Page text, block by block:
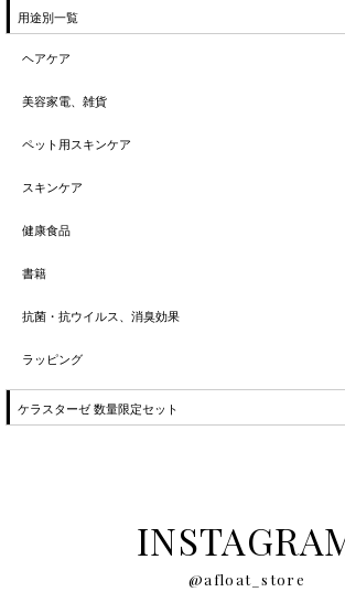
用途別一覧
ヘアケア
美容家電、雑貨
ペット用スキンケア
スキンケア
健康食品
書籍
抗菌・抗ウイルス、消臭効果
ラッピング
ケラスターゼ 数量限定セット
@afloat_store